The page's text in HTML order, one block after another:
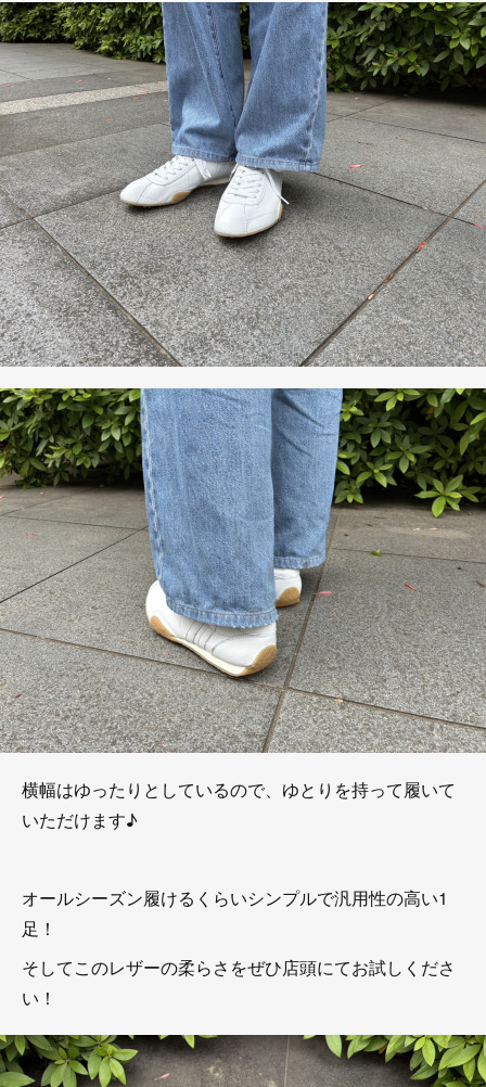
横幅はゆったりとしているので、ゆとりを持って履いて
いただけます♪
オールシーズン履けるくらいシンプルで汎用性の高い1
足！
そしてこのレザーの柔らさをぜひ店頭にてお試しくださ
い！